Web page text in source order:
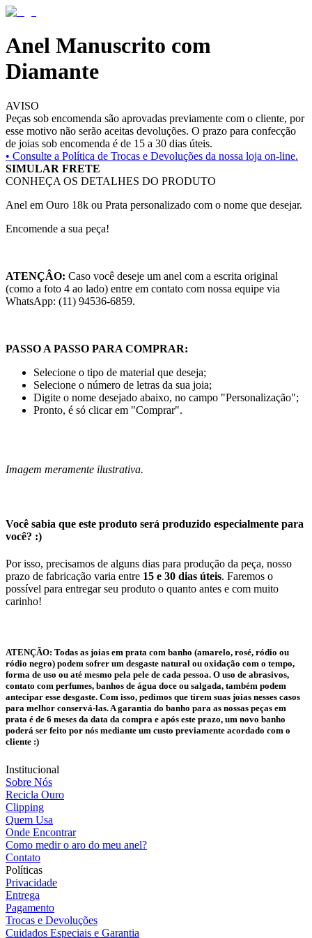
Anel Manuscrito com
Diamante
AVISO
Peças sob encomenda são aprovadas previamente com o cliente, por
esse motivo não serão aceitas devoluções. O prazo para confecção
de joias sob encomenda é de 15 a 30 dias úteis.
• Consulte a Política de Trocas e Devoluções da nossa loja on-line.
SIMULAR FRETE
CONHEÇA OS DETALHES DO PRODUTO
Anel em Ouro 18k ou Prata personalizado com o nome que desejar.
Encomende a sua peça!
ATENÇÂO: Caso você deseje um anel com a escrita original
(como a foto 4 ao lado) entre em contato com nossa equipe via
WhatsApp: (11) 94536-6859.
PASSO A PASSO PARA COMPRAR:
Selecione o tipo de material que deseja;
Selecione o número de letras da sua joia;
Digite o nome desejado abaixo, no campo "Personalização";
Pronto, é só clicar em "Comprar".
Imagem meramente ilustrativa.
Você sabia que este produto será produzido especialmente para
você? :)
Por isso, precisamos de alguns dias para produção da peça, nosso
prazo de fabricação varia entre 15 e 30 dias úteis. Faremos o
possível para entregar seu produto o quanto antes e com muito
carinho!
ATENÇÃO: Todas as joias em prata com banho (amarelo, rosé, ródio ou
ródio negro) podem sofrer um desgaste natural ou oxidação com o tempo,
forma de uso ou até mesmo pela pele de cada pessoa. O uso de abrasivos,
contato com perfumes, banhos de água doce ou salgada, também podem
antecipar esse desgaste. Com isso, pedimos que tirem suas joias nesses casos
para melhor conservá-las. A garantia do banho para as nossas peças em
prata é de 6 meses da data da compra e após este prazo, um novo banho
poderá ser feito por nós mediante um custo previamente acordado com o
cliente :)
Institucional
Sobre Nós
Recicla Ouro
Clipping
Quem Usa
Onde Encontrar
Como medir o aro do meu anel?
Contato
Políticas
Privacidade
Entrega
Pagamento
Trocas e Devoluções
Cuidados Especiais e Garantia